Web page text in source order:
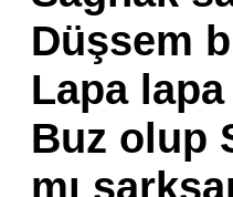
Düşsem
Lapa lapa
Buz olup
mı